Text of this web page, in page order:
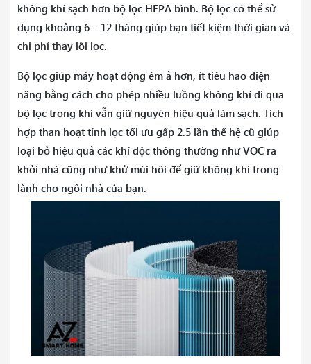
không khí sạch hơn bộ lọc HEPA bình. Bộ lọc có thể sử
dụng khoảng 6 – 12 tháng giúp bạn tiết kiệm thời gian và
chi phí thay lõi lọc.
Bộ lọc giúp máy hoạt động êm ả hơn, ít tiêu hao điện
năng bằng cách cho phép nhiều luồng không khí đi qua
bộ lọc trong khi vẫn giữ nguyên hiệu quả làm sạch. Tích
hợp than hoạt tính lọc tối ưu gấp 2.5 lần thế hệ cũ giúp
loại bỏ hiệu quả các khí độc thông thường như VOC ra
khỏi nhà cũng như khử mùi hôi để giữ không khí trong
lành cho ngôi nhà của bạn.